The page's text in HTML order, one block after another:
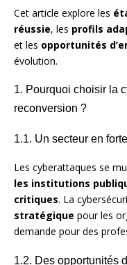
Cet article explore les
réussie, les profils
et les opportunités
évolution.
1. Pourquoi choisir la
reconversion ?
1.1. Un secteur en
Les cyberattaques se
les institutions
critiques. La
stratégique pour les
demande pour des
1.2. Des opportunités